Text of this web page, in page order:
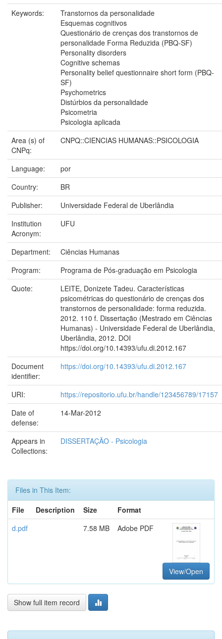
Keywords:
Transtornos da personalidade
Esquemas cognitivos
Questionário de crenças dos transtornos de
personalidade Forma Reduzida (PBQ-SF)
Personality disorders
Cognitive schemas
Personality belief questionnaire short form (PBQ-
SF)
Psychometrics
Distúrbios da personalidade
Psicometria
Psicologia aplicada
Area (s) of
CNPq:
CNPQ::CIENCIAS HUMANAS::PSICOLOGIA
Language:
por
Country:
BR
Publisher:
Universidade Federal de Uberlândia
Institution
Acronym:
UFU
Department:
Ciências Humanas
Program:
Programa de Pós-graduação em Psicologia
Quote:
LEITE, Donizete Tadeu. Características
psicométricas do questionário de crenças dos
transtornos de personalidade: forma reduzida.
2012. 110 f. Dissertação (Mestrado em Ciências
Humanas) - Universidade Federal de Uberlândia,
Uberlândia, 2012. DOI
https://doi.org/10.14393/ufu.di.2012.167
Document
identifier:
https://doi.org/10.14393/ufu.di.2012.167
URI:
https://repositorio.ufu.br/handle/123456789/17157
Date of
defense:
14-Mar-2012
Appears in
Collections:
DISSERTAÇÃO - Psicologia
Files in This Item:
File
Description Size
Format
d.pdf
7.58 MB Adobe PDF
View/Open
Show full item record